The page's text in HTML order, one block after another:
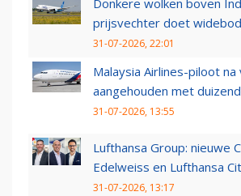
Donkere wolken boven
prijsvechter doet
31-07-2026, 22:01
Malaysia Airlines-piloot na
aangehouden met
31-07-2026, 13:55
Lufthansa Group: nieuwe
Edelweiss en Lufthansa
31-07-2026, 13:17